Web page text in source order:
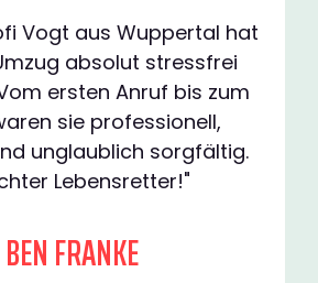
Vogt aus Wuppertal hat
absolut stressfrei
ersten Anruf bis zum
sie professionell,
unglaublich sorgfältig.
Lebensretter!"
BEN FRANKE